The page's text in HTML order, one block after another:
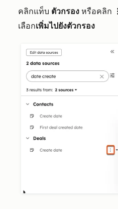
คลิกแท็บ ตัวกรอง หรือคลิก
เลือกเพิ่มไปยังตัวกรอง